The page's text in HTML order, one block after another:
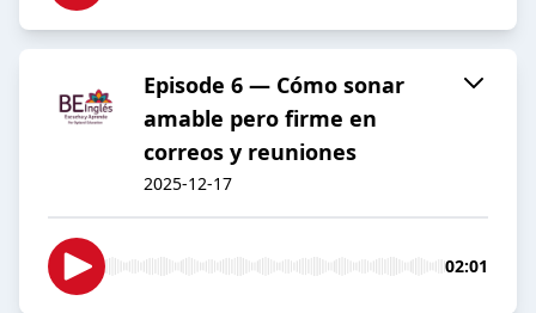
Episode 6 — Cómo sonar
amable pero firme en
correos y reuniones
2025-12-17
02:01